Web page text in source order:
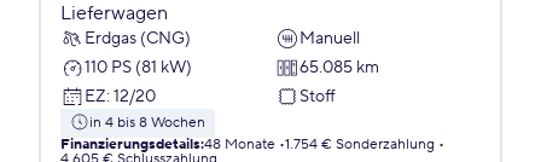
Lieferwagen
Erdgas (CNG)
Manuell
110 PS (81 kW)
65.085 km
EZ: 12/20 Stoff
in 4 bis 8 Wochen
Finanzierungsdetails:48 Monate 1.754 € Sonderzahlung